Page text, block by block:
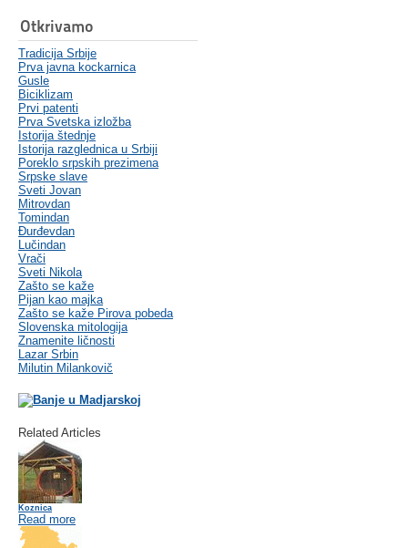
Otkrivamo
Tradicija Srbije
Prva javna kockarnica
Gusle
Biciklizam
Prvi patenti
Prva Svetska izložba
Istorija štednje
Istorija razglednica u Srbiji
Poreklo srpskih prezimena
Srpske slave
Sveti Jovan
Mitrovdan
Tomindan
Đurđevdan
Lučindan
Vrači
Sveti Nikola
Zašto se kaže
Pijan kao majka
Zašto se kaže Pirova pobeda
Slovenska mitologija
Znamenite ličnosti
Lazar Srbin
Milutin Milankovič
Related Articles
Koznica
Read more